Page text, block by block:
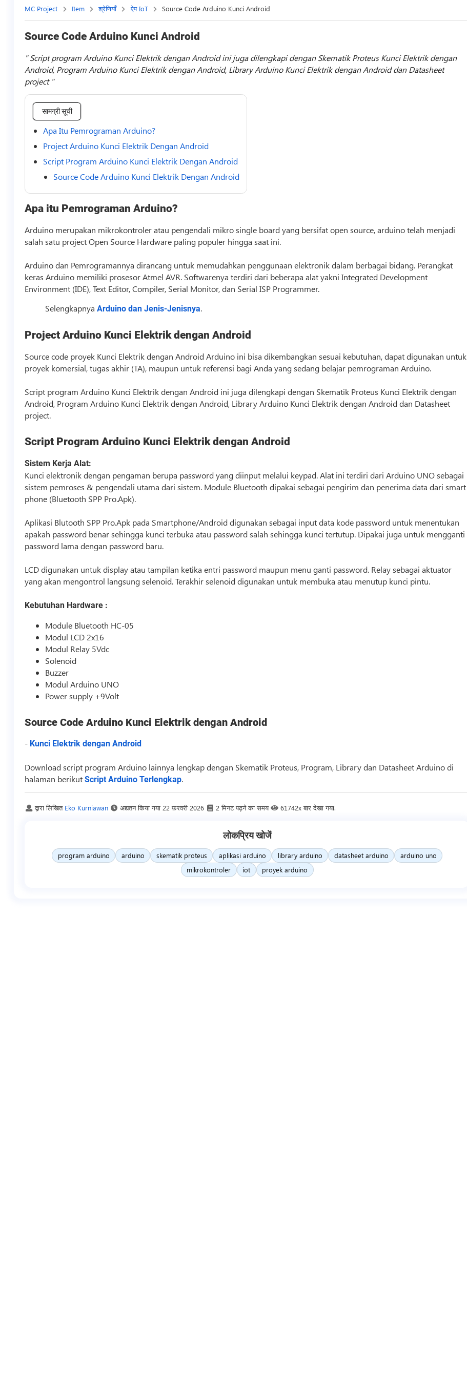
MC Project Item श्रेणियाँ ऐप IoT Source Code Arduino Kunci Android
Source Code Arduino Kunci Android
Script program Arduino Kunci Elektrik dengan Android ini juga dilengkapi dengan Skematik Proteus Kunci Elektrik dengan
Android, Program Arduino Kunci Elektrik dengan Android, Library Arduino Kunci Elektrik dengan Android dan Datasheet
project
सामग्री सूची
Apa Itu Pemrograman Arduino?
Project Arduino Kunci Elektrik Dengan Android
Script Program Arduino Kunci Elektrik Dengan Android
Source Code Arduino Kunci Elektrik Dengan Android
Apa itu Pemrograman Arduino?
Arduino merupakan mikrokontroler atau pengendali mikro single board yang bersifat open source, arduino telah menjadi
salah satu project Open Source Hardware paling populer hingga saat ini.
Arduino dan Pemrogramannya dirancang untuk memudahkan penggunaan elektronik dalam berbagai bidang. Perangkat
keras Arduino memiliki prosesor Atmel AVR. Softwarenya terdiri dari beberapa alat yakni Integrated Development
Environment (IDE), Text Editor, Compiler, Serial Monitor, dan Serial ISP Programmer.
SelengkapnyaArduino dan Jenis-Jenisnya.
Project Arduino Kunci Elektrik dengan Android
Source code proyek Kunci Elektrik dengan Android Arduino ini bisa dikembangkan sesuai kebutuhan, dapat digunakan untuk
proyek komersial, tugas akhir (TA), maupun untuk referensi bagi Anda yang sedang belajar pemrograman Arduino.
Script program Arduino Kunci Elektrik dengan Android ini juga dilengkapi dengan Skematik Proteus Kunci Elektrik dengan
Android, Program Arduino Kunci Elektrik dengan Android, Library Arduino Kunci Elektrik dengan Android dan Datasheet
project.
Script Program Arduino Kunci Elektrik dengan Android
Sistem Kerja Alat:
Kunci elektronik dengan pengaman berupa password yang diinput melalui keypad. Alat ini terdiri dari Arduino UNO sebagai
sistem pemroses & pengendali utama dari sistem. Module Bluetooth dipakai sebagai pengirim dan penerima data dari smart
phone (Bluetooth SPP Pro.Apk).
Aplikasi Blutooth SPP Pro.Apk pada Smartphone/Android digunakan sebagai input data kode password untuk menentukan
apakah password benar sehingga kunci terbuka atau password salah sehingga kunci tertutup. Dipakai juga untuk mengganti
password lama dengan password baru.
LCD digunakan untuk display atau tampilan ketika entri password maupun menu ganti password. Relay sebagai aktuator
yang akan mengontrol langsung selenoid. Terakhir selenoid digunakan untuk membuka atau menutup kunci pintu.
Kebutuhan Hardware :
Module Bluetooth HC-05
Modul LCD 2x16
Modul Relay 5Vdc
Solenoid
Buzzer
Modul Arduino UNO
Power supply +9Volt
Source Code Arduino Kunci Elektrik dengan Android
- Kunci Elektrik dengan Android
Downloadscript program Arduino lainnya lengkap dengan Skematik Proteus, Program, Library dan Datasheet Arduino di
halaman berikutScript Arduino Terlengkap.
द्वारा लिखित Eko Kurniawan अद्यतन किया गया 22 फ़रवरी 2026 2 मिनट पढ़ने का समय 61742x बार देखा गया.
लोकप्रिय खोजें
program arduino arduino skematik proteus aplikasi arduino library arduino datasheet arduino
arduino uno
mikrokontroler
iot proyek arduino